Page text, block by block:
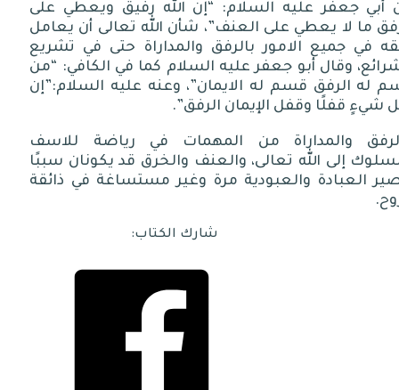
أبي جعفر عليه السلام: “إن الله رفيق ويعطي على
ما لا يعطي على العنف”، شأن الله تعالى أن يعامل
في جميع الامور بالرفق والمداراة حتى في تشريع
وقال أبو جعفر عليه السلام كما في الكافي: “من
له الرفق قسم له الايمان”، وعنه عليه السلام:”إن
شيءٍ قفلًا وقفل الإيمان الرفق”.
والمداراة من المهمات في رياضة للاسف
إلى الله تعالى، والعنف والخرق قد يكونان سببًا
العبادة والعبودية مرة وغير مستساغة في ذائقة
شارك الكتاب: